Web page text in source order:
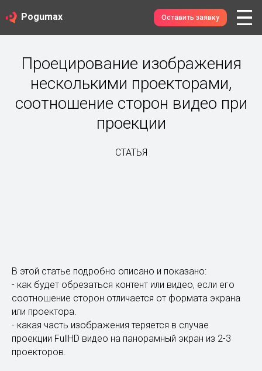
Оставить заявку
Pogumax
Проецирование изображения
несколькими проекторами,
соотношение сторон видео при
проекции
СТАТЬЯ
В этой статье подробно описано и показано:
- как будет обрезаться контент или видео, если его
соотношение сторон отличается от формата экрана
или проектора.
- какая часть изображения теряется в случае
проекции FullHD видео на панорамный экран из 2-3
проекторов.